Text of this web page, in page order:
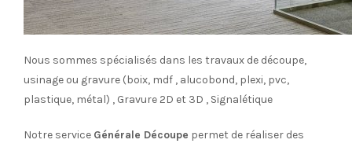
Nous sommes spécialisés dans les travaux de découpe,
usinage ou gravure (boix, mdf , alucobond, plexi, pvc,
plastique, métal) , Gravure 2D et 3D , Signalétique
Notre service Générale Découpe permet de réaliser des